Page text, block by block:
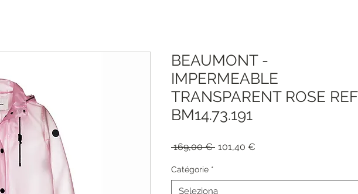
BEAUMONT -
IMPERMEABLE
TRANSPARENT ROSE REF
BM14.73.191
169,00 € Prezzo
101,40 €
Catégorie *
Seleziona